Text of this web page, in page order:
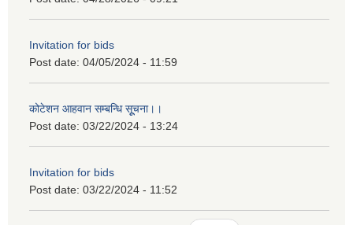
Invitation for bids
Post date: 04/05/2024 - 11:59
कोटेशन आहवान सम्बन्धि सूूचना।।
Post date: 03/22/2024 - 13:24
Invitation for bids
Post date: 03/22/2024 - 11:52